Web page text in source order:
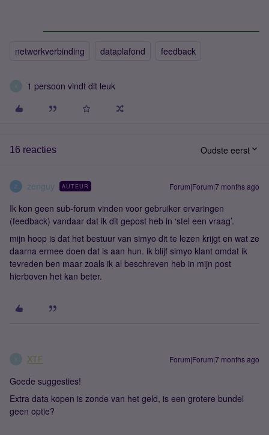
netwerkverbinding dataplafond feedback
1 persoon vindt dit leuk
16 reacties Oudste eerst
Z zenguy AUTEUR Forum|Forum|7 months ago
Ik kon geen sub-forum vinden voor gebruiker ervaringen
(feedback) vandaar dat ik dit gepost heb in ‘stel een vraag’.
mijn hoop is dat het bestuur van simyo dit te lezen krijgt en wat ze
daarna ermee doen dat is aan hun. ik blijf simyo klant omdat ik
tevreden ben maar zoals ik al beschreven heb in mijn post
hierboven het kan beter.
XTF Forum|Forum|7 months ago
Goede suggesties!
Extra data kopen is zonde van het geld, is een grotere bundel
geen optie?